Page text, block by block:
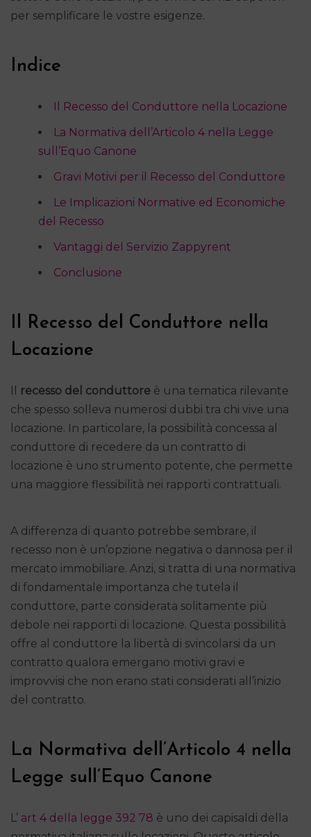
per semplificare le vostre esigenze.
Indice
Il Recesso del Conduttore nella Locazione
La Normativa dell’Articolo 4 nella Legge
sull’Equo Canone
Gravi Motivi per il Recesso del Conduttore
Le Implicazioni Normative ed Economiche
del Recesso
Vantaggi del Servizio Zappyrent
Conclusione
Il Recesso del Conduttore nella
Locazione
Il recesso del conduttore è una tematica rilevante
che spesso solleva numerosi dubbi tra chi vive una
locazione. In particolare, la possibilità concessa al
conduttore di recedere da un contratto di
locazione è uno strumento potente, che permette
una maggiore flessibilità nei rapporti contrattuali.
A differenza di quanto potrebbe sembrare, il
recesso non è un’opzione negativa o dannosa per il
mercato immobiliare. Anzi, si tratta di una normativa
di fondamentale importanza che tutela il
conduttore, parte considerata solitamente più
debole nei rapporti di locazione. Questa possibilità
offre al conduttore la libertà di svincolarsi da un
contratto qualora emergano motivi gravi e
improvvisi che non erano stati considerati all’inizio
del contratto.
La Normativa dell’Articolo 4 nella
Legge sull’Equo Canone
L’ art 4 della legge 392 78 è uno dei capisaldi della